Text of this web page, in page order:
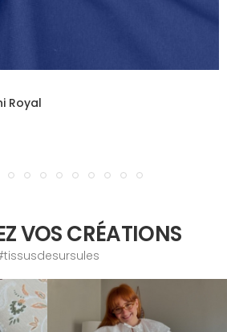
Royal
VOS CRÉATIONS